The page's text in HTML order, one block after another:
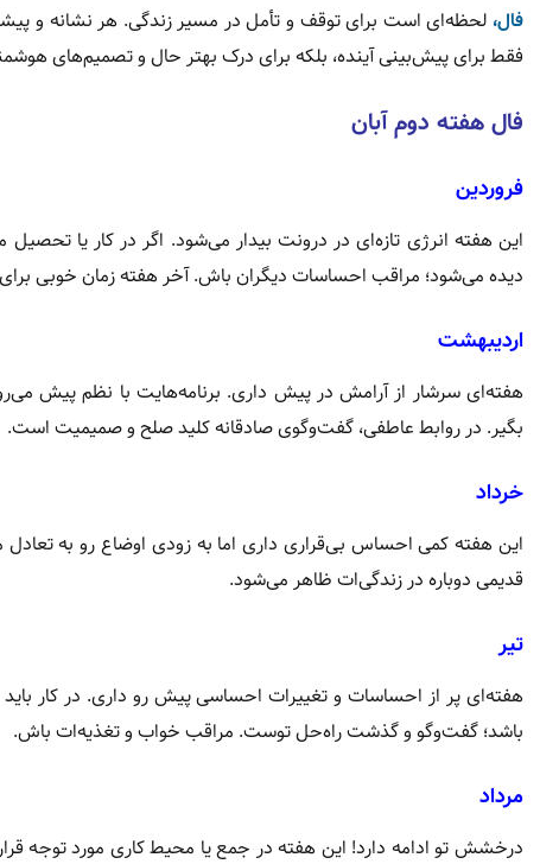
فال، لحظه‌ای است برای توقف و تأمل در مسیر زندگی. هر نشانه و
فقط برای پیش‌بینی آینده، بلکه برای درک بهتر حال و تصمیم‌های
فال هفته دوم آبان
فروردین
این هفته انرژی تازه‌ای در درونت بیدار می‌شود. اگر در کار یا
دیده می‌شود؛ مراقب احساسات دیگران باش. آخر هفته زمان خوبی
اردیبهشت
هفته‌ای سرشار از آرامش در پیش داری. برنامه‌هایت با نظم پیش
بگیر. در روابط عاطفی، گفت‌وگوی صادقانه کلید صلح و صمیمیت است.
خرداد
این هفته کمی احساس بی‌قراری داری اما به زودی اوضاع رو به
قدیمی دوباره در زندگی‌ات ظاهر می‌شود.
تیر
هفته‌ای پر از احساسات و تغییرات احساسی پیش رو داری. در کار
باشد؛ گفت‌وگو و گذشت راه‌حل توست. مراقب خواب و تغذیه‌ات باش.
مرداد
درخشش تو ادامه دارد! این هفته در جمع یا محیط کاری مورد توجه